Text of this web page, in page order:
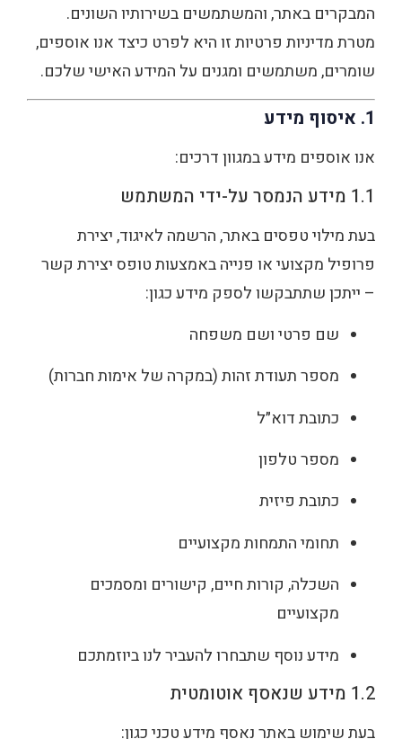
המבקרים באתר, והמשתמשים בשירותיו השונים.
מטרת מדיניות פרטיות זו היא לפרט כיצד אנו אוספים,
שומרים, משתמשים ומגנים על המידע האישי שלכם.
1. איסוף מידע
אנו אוספים מידע במגוון דרכים:
1.1 מידע הנמסר על-ידי המשתמש
בעת מילוי טפסים באתר, הרשמה לאיגוד, יצירת
פרופיל מקצועי או פנייה באמצעות טופס יצירת קשר
– ייתכן שתתבקשו לספק מידע כגון:
שם פרטי ושם משפחה
מספר תעודת זהות (במקרה של אימות חברות)
כתובת דוא״ל
מספר טלפון
כתובת פיזית
תחומי התמחות מקצועיים
השכלה, קורות חיים, קישורים ומסמכים
מקצועיים
מידע נוסף שתבחרו להעביר לנו ביוזמתכם
1.2 מידע שנאסף אוטומטית
בעת שימוש באתר נאסף מידע טכני כגון: